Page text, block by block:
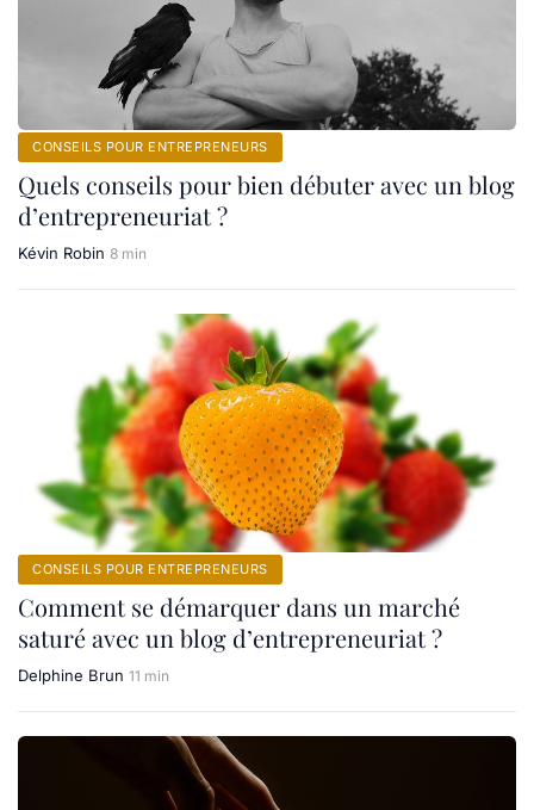
CONSEILS POUR ENTREPRENEURS
Quels conseils pour bien débuter avec un blog
d’entrepreneuriat ?
Kévin Robin 8 min
CONSEILS POUR ENTREPRENEURS
Comment se démarquer dans un marché
saturé avec un blog d’entrepreneuriat ?
Delphine Brun 11 min